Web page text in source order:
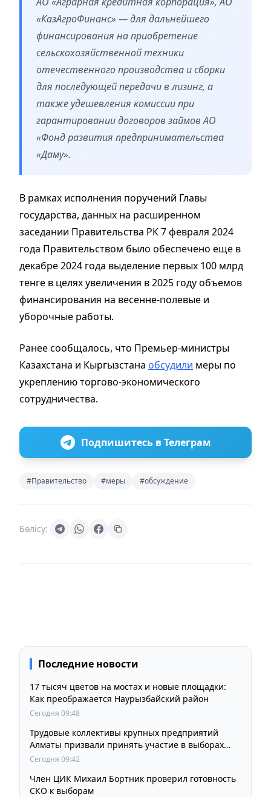
«КазАгроФинанс» — для дальнейшего
финансирования на приобретение
сельскохозяйственной техники
отечественного производства и сборки
для последующей передачи в лизинг, а
также удешевления комиссии при
гарантировании договоров займов АО
«Фонд развития предпринимательства
«Даму».
В рамках исполнения поручений Главы
государства, данных на расширенном
заседании Правительства РК 7 февраля 2024
года Правительством было обеспечено еще в
декабре 2024 года выделение первых 100 млрд
тенге в целях увеличения в 2025 году объемов
финансирования на весенне-полевые и
уборочные работы.
Ранее сообщалось, что Премьер-министры
Казахстана и Кыргызстана обсудили меры по
укреплению торгово-экономического
сотрудничества.
Подпишитесь в Телеграм
#Правительство #меры #обсуждение
Бөлісу:
Последние новости
17 тысяч цветов на мостах и новые площадки:
Как преображается Наурызбайский район
Сегодня 09:48
Трудовые коллективы крупных предприятий
Алматы призвали принять участие в выборах
членов Курултая
Сегодня 09:42
Член ЦИК Михаил Бортник проверил готовность
СКО к выборам